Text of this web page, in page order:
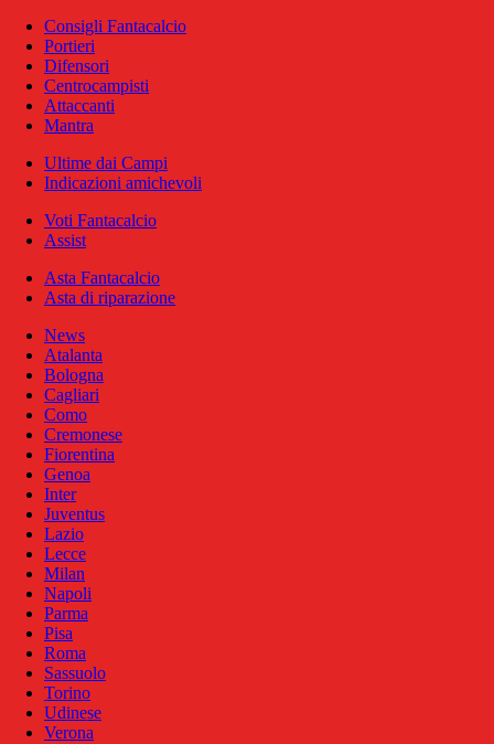
Consigli Fantacalcio
Portieri
Difensori
Centrocampisti
Attaccanti
Mantra
Ultime dai Campi
Indicazioni amichevoli
Voti Fantacalcio
Assist
Asta Fantacalcio
Asta di riparazione
News
Atalanta
Bologna
Cagliari
Como
Cremonese
Fiorentina
Genoa
Inter
Juventus
Lazio
Lecce
Milan
Napoli
Parma
Pisa
Roma
Sassuolo
Torino
Udinese
Verona